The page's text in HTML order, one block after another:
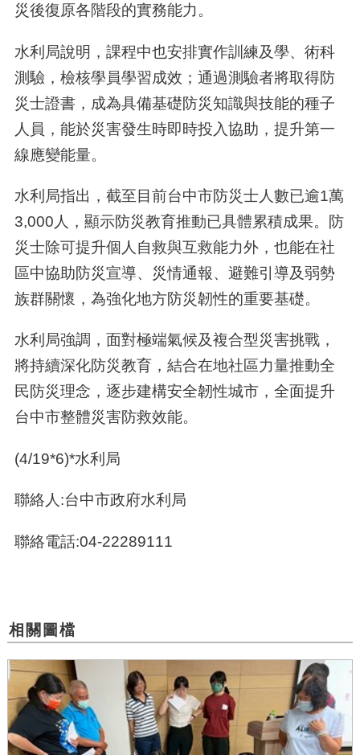
災後復原各階段的實務能力。
水利局說明，課程中也安排實作訓練及學、術科
測驗，檢核學員學習成效；通過測驗者將取得防
災士證書，成為具備基礎防災知識與技能的種子
人員，能於災害發生時即時投入協助，提升第一
線應變能量。
水利局指出，截至目前台中市防災士人數已逾1萬
3,000人，顯示防災教育推動已具體累積成果。防
災士除可提升個人自救與互救能力外，也能在社
區中協助防災宣導、災情通報、避難引導及弱勢
族群關懷，為強化地方防災韌性的重要基礎。
水利局強調，面對極端氣候及複合型災害挑戰，
將持續深化防災教育，結合在地社區力量推動全
民防災理念，逐步建構安全韌性城市，全面提升
台中市整體災害防救效能。
(4/19*6)*水利局
聯絡人:台中市政府水利局
聯絡電話:04-22289111
相關圖檔